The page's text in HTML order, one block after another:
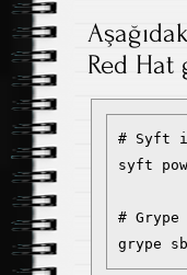
Red
# Syft
syft
#
grype